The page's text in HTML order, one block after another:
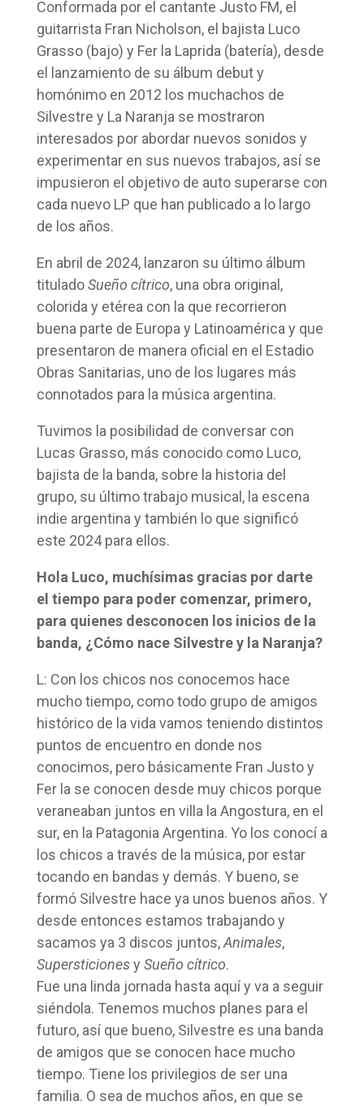
Conformada por el cantante Justo FM, el
guitarrista Fran Nicholson, el bajista Luco
Grasso (bajo) y Fer la Laprida (batería), desde
el lanzamiento de su álbum debut y
homónimo en 2012 los muchachos de
Silvestre y La Naranja se mostraron
interesados por abordar nuevos sonidos y
experimentar en sus nuevos trabajos, así se
impusieron el objetivo de auto superarse con
cada nuevo LP que han publicado a lo largo
de los años.
En abril de 2024, lanzaron su último álbum
tituladoSueño cítrico, una obra original,
colorida y etérea con la que recorrieron
buena parte de Europa y Latinoamérica y que
presentaron de manera oficial en el Estadio
Obras Sanitarias, uno de los lugares más
connotados para la música argentina.
Tuvimos la posibilidad de conversar con
Lucas Grasso, más conocido como Luco,
bajista de la banda, sobre la historia del
grupo, su último trabajo musical, la escena
indie argentina y también lo que significó
este 2024 para ellos.
Hola Luco, muchísimas gracias por darte
el tiempo para poder comenzar, primero,
para quienes desconocen los inicios de la
banda, ¿Cómo nace Silvestre y la Naranja?
L: Con los chicos nos conocemos hace
mucho tiempo, como todo grupo de amigos
histórico de la vida vamos teniendo distintos
puntos de encuentro en donde nos
conocimos, pero básicamente Fran Justo y
Fer la se conocen desde muy chicos porque
veraneaban juntos en villa la Angostura, en el
sur, en la Patagonia Argentina. Yo los conocí a
los chicos a través de la música, por estar
tocando en bandas y demás. Y bueno, se
formó Silvestre hace ya unos buenos años. Y
desde entonces estamos trabajando y
sacamos ya 3 discos juntos,Animales,
Supersticionesy Sueño cítrico.
Fue una linda jornada hasta aquí y va a seguir
siéndola. Tenemos muchos planes para el
futuro, así que bueno, Silvestre es una banda
de amigos que se conocen hace mucho
tiempo. Tiene los privilegios de ser una
familia. O sea de muchos años, en que se